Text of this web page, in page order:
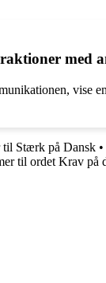
med
vise
til Stærk på Dansk •
til ordet Krav på